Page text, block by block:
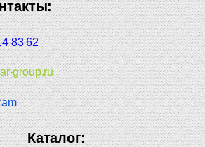
83 62
group.ru
Каталог: